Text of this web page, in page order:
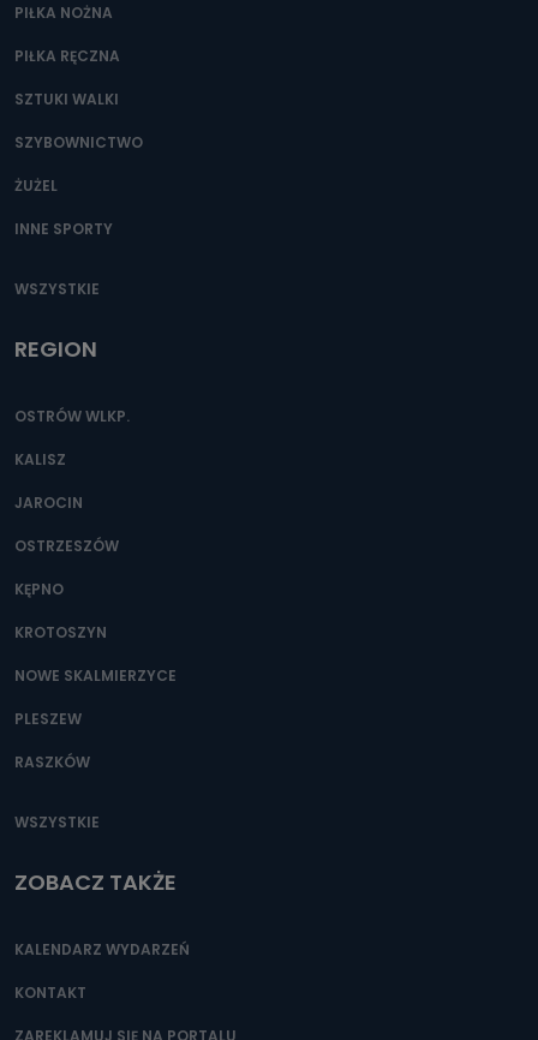
PIŁKA NOŻNA
PIŁKA RĘCZNA
SZTUKI WALKI
SZYBOWNICTWO
ŻUŻEL
INNE SPORTY
WSZYSTKIE
REGION
OSTRÓW WLKP.
KALISZ
JAROCIN
OSTRZESZÓW
KĘPNO
KROTOSZYN
NOWE SKALMIERZYCE
PLESZEW
RASZKÓW
WSZYSTKIE
ZOBACZ TAKŻE
KALENDARZ WYDARZEŃ
KONTAKT
ZAREKLAMUJ SIĘ NA PORTALU